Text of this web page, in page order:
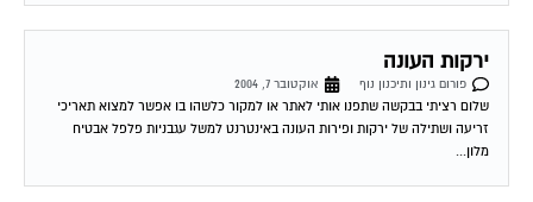
ירקות העונה
פורום גינון ותיכנון נוף
שלום רציתי בבקשה שתפנו אותי לאתר או למקור כלשהו בו אפשר למצוא תאריכי
זריעה ושתילה של ירקות ופירות העונה באינטרנט למשל עגבניות פלפל אבטיח
מלון...